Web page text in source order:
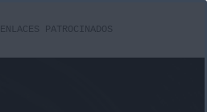
ENLACES PATROCINADOS